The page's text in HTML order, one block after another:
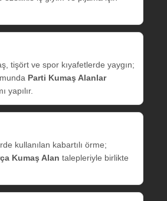
tişört ve spor kıyafetlerde yaygın;
Parti Kumaş Alanlar
yapılır.
kullanılan kabartılı örme;
Kumaş Alan talepleriyle birlikte